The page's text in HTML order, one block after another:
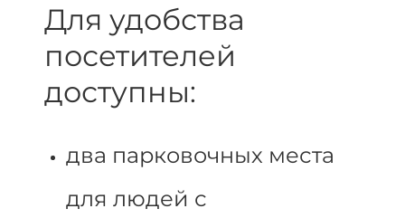
Для удобства
посетителей
доступны:
два парковочных места
для людей с